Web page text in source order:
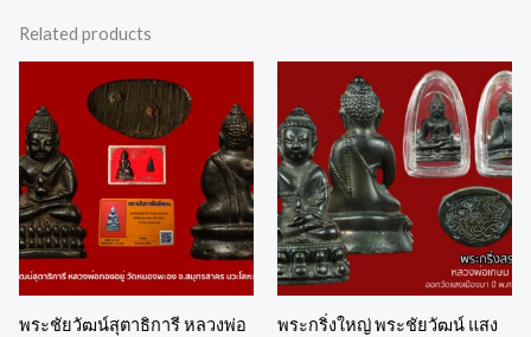
Related products
พระชัยวัฒน์สุตาธิการี หลวงพ่อ
พระกริ่งใหญ่ พระชัยวัฒน์ แสง